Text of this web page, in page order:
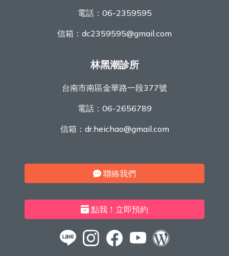
電話： 06-2359595
信箱： dc2359595@gmail.com
林黑潮診所
台南市南區金華路一段377號
電話： 06-2656789
信箱： dr.heichao@gmail.com
聯絡我們
點我！立即預約